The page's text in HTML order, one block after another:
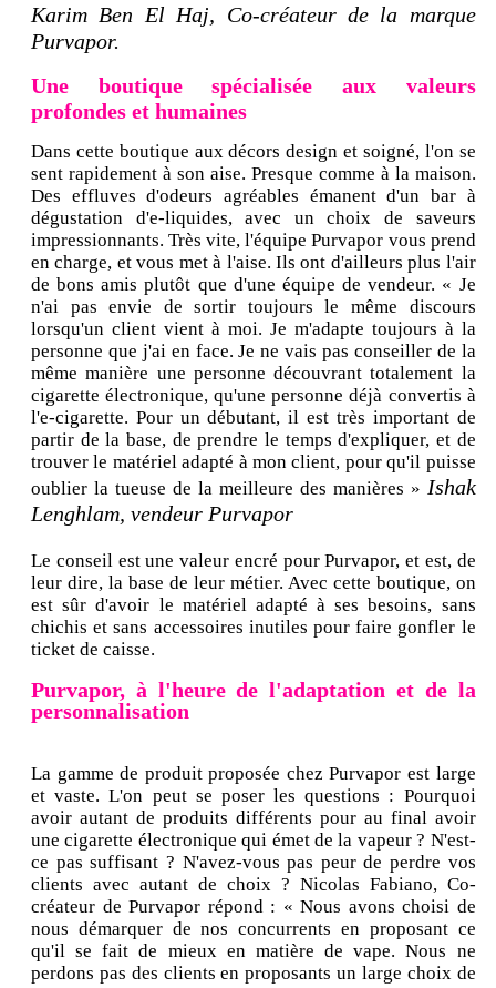
Karim Ben El Haj, Co-créateur de la marque
Purvapor.
Une boutique spécialisée aux valeurs
profondes et humaines
Dans cette boutique aux décors design et soigné, l'on se
sent rapidement à son aise. Presque comme à la maison.
Des effluves d'odeurs agréables émanent d'un bar à
dégustation d'e-liquides, avec un choix de saveurs
impressionnants. Très vite, l'équipe Purvapor vous prend
en charge, et vous met à l'aise. Ils ont d'ailleurs plus l'air
de bons amis plutôt que d'une équipe de vendeur. « Je
n'ai pas envie de sortir toujours le même discours
lorsqu'un client vient à moi. Je m'adapte toujours à la
personne que j'ai en face. Je ne vais pas conseiller de la
même manière une personne découvrant totalement la
cigarette électronique, qu'une personne déjà convertis à
l'e-cigarette. Pour un débutant, il est très important de
partir de la base, de prendre le temps d'expliquer, et de
trouver le matériel adapté à mon client, pour qu'il puisse
oublier la tueuse de la meilleure des manières » Ishak
Lenghlam, vendeur Purvapor
Le conseil est une valeur encré pour Purvapor, et est, de
leur dire, la base de leur métier. Avec cette boutique, on
est sûr d'avoir le matériel adapté à ses besoins, sans
chichis et sans accessoires inutiles pour faire gonfler le
ticket de caisse.
Purvapor, à l'heure de l'adaptation et de la
personnalisation
La gamme de produit proposée chez Purvapor est large
et vaste. L'on peut se poser les questions : Pourquoi
avoir autant de produits différents pour au final avoir
une cigarette électronique qui émet de la vapeur ? N'est-
ce pas suffisant ? N'avez-vous pas peur de perdre vos
clients avec autant de choix ? Nicolas Fabiano, Co-
créateur de Purvapor répond : « Nous avons choisi de
nous démarquer de nos concurrents en proposant ce
qu'il se fait de mieux en matière de vape. Nous ne
perdons pas des clients en proposants un large choix de